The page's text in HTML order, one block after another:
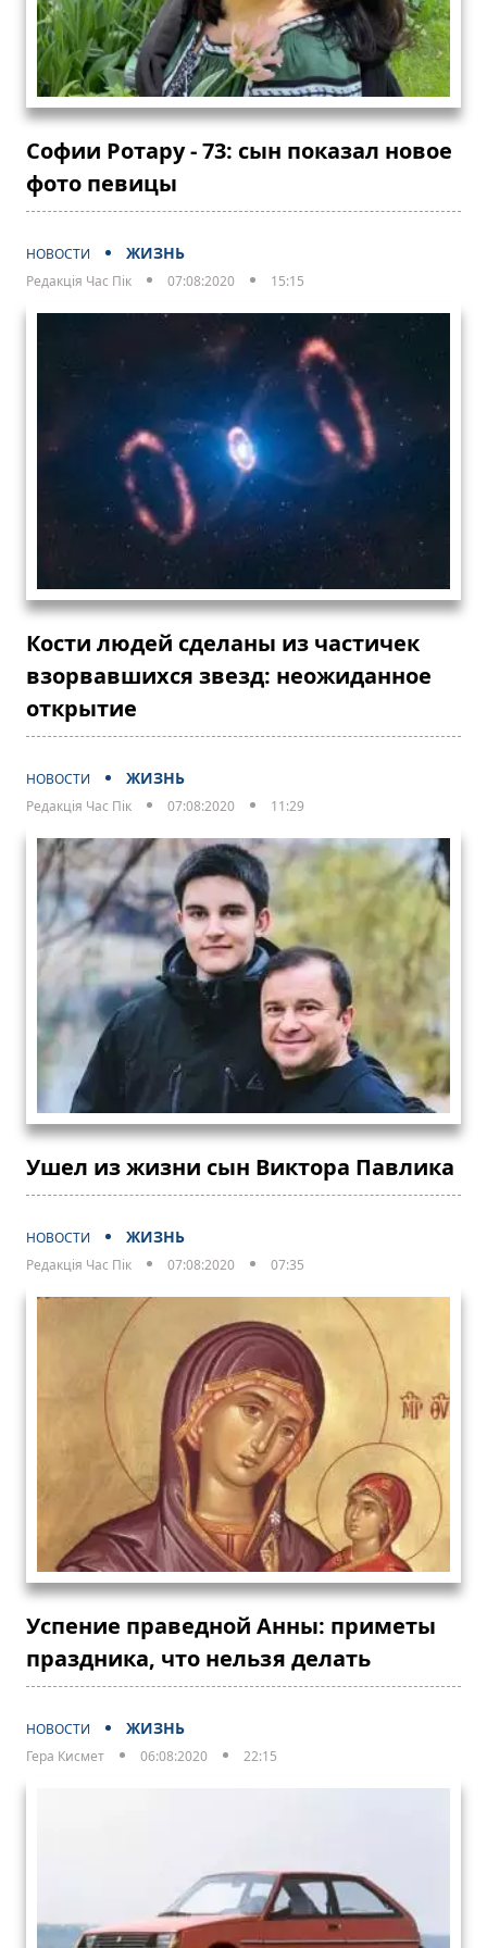
Софии Ротару - 73: сын показал новое
фото певицы
НОВОСТИ ЖИЗНЬ
Редакція Час Пік 07:08:2020 15:15
Кости людей сделаны из частичек
взорвавшихся звезд: неожиданное
открытие
НОВОСТИ ЖИЗНЬ
Редакція Час Пік 07:08:2020 11:29
Ушел из жизни сын Виктора Павлика
НОВОСТИ ЖИЗНЬ
Редакція Час Пік 07:08:2020 07:35
Успение праведной Анны: приметы
праздника, что нельзя делать
НОВОСТИ ЖИЗНЬ
Гера Кисмет 06:08:2020 22:15